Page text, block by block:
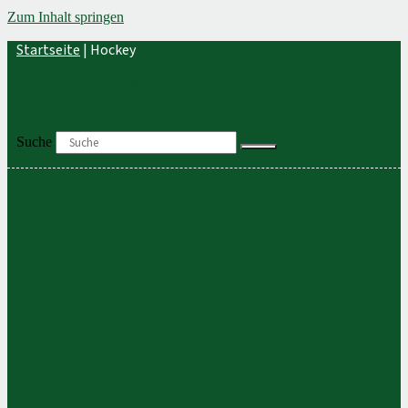
Zum Inhalt springen
Startseite | Hockey
Suche